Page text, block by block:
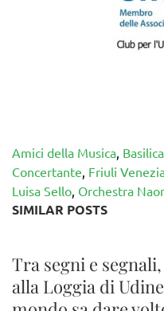
Amici della Musica,
Concertante, Friuli
Luisa Sello, Orchestra
SIMILAR POSTS
Tra segni e
alla Loggia di